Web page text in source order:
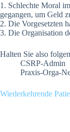
1. Schlechte Moral
gegangen, um Geld
2. Die Vorgesetzten
3. Die Organisation
Halten Sie also
CSRP-Admin
Praxis-Orga-
Wiederkehrende